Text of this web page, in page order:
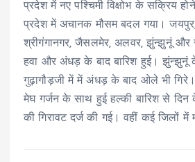
प्रदेश में नए पश्चिमी विक्षोभ के सक्रिय
प्रदेश में अचानक मौसम बदल गया।
श्रीगंगानगर, जैसलमेर, अलवर, झुंन्झुनूं और
हवा और अंधड़ के बाद बारिश हुई। झुंन्झुनूं
गुढ़ागौड़जी में में अंधड़ के बाद ओले भी
मेघ गर्जन के साथ हुई हल्की बारिश से दिन
की गिरावट दर्ज की गई। वहीं कई जिलों में